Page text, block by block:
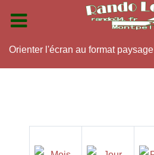
Orienter l'écran au format paysage